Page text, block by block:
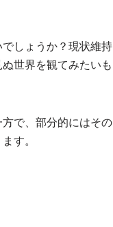
しょうか？現状維持
世界を観てみたいも
で、部分的にはその
す。